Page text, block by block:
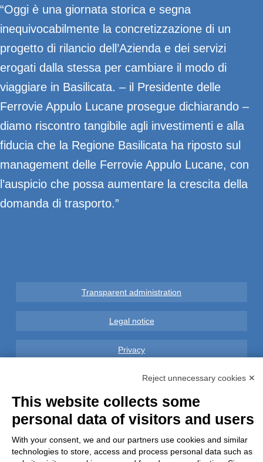
“Oggi è una giornata storica e segna
inequivocabilmente la concretizzazione di un
progetto di rilancio dell’Azienda e dei servizi
erogati dalla stessa per cambiare il modo di
viaggiare in Basilicata. – il Presidente delle
Ferrovie Appulo Lucane prosegue dichiarando –
diamo riscontro tangibile agli investimenti e alla
fiducia che la Regione Basilicata ha riposto sul
management delle Ferrovie Appulo Lucane, con
l’auspicio che possa aumentare la crescita della
domanda di trasporto.”
Transparent administration
Legal notice
Privacy
GDPR Compliance (679/2016)
Complaints
Refunds and Indemnities
Reject unnecessary cookies ✕
This website collects some
personal data of visitors and users
With your consent, we and our partners use cookies and similar
technologies to store, access and process personal data such as